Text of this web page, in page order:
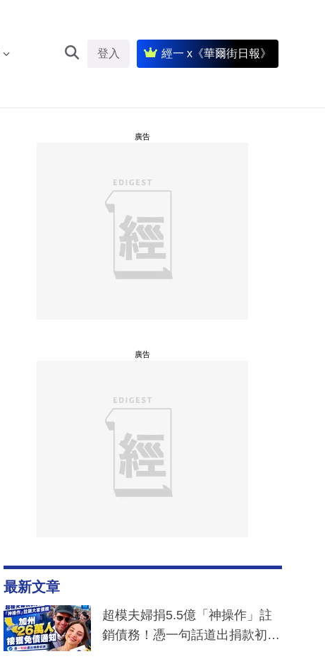
登入 經一 x《華爾街日報》
廣告
廣告
最新文章
超模夫婦捐5.5億「神操作」註
銷債務！憑一句話道出捐款初